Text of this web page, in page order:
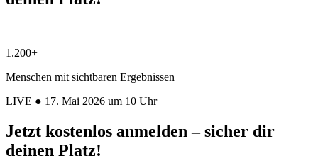
1.200+
Menschen mit sichtbaren Ergebnissen
LIVE ● 17. Mai 2026 um 10 Uhr
Jetzt kostenlos anmelden – sicher dir
deinen Platz!